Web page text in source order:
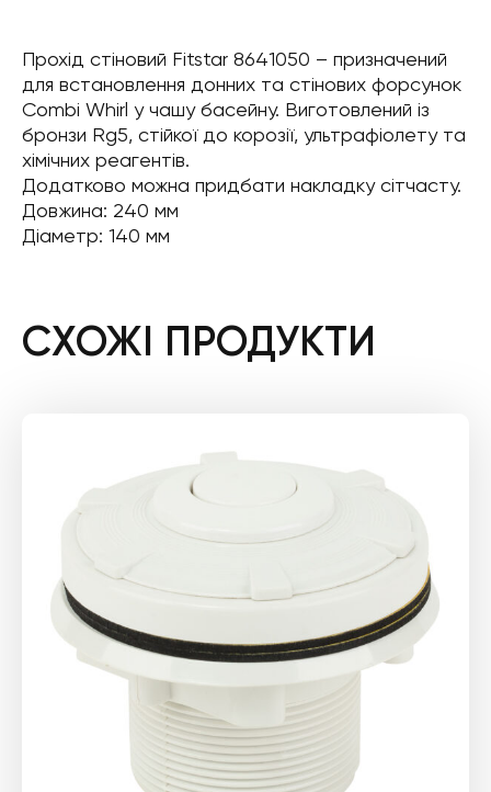
Прохід стіновий Fitstar 8641050 – призначений
для встановлення донних та стінових форсунок
Combi Whirl у чашу басейну. Виготовлений із
бронзи Rg5, стійкої до корозії, ультрафіолету та
хімічних реагентів.
Додатково можна придбати накладку сітчасту.
Довжина: 240 мм
Діаметр: 140 мм
СХОЖІ ПРОДУКТИ